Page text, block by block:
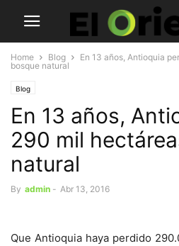
Home Blog
En 13 años, Antioquia
bosque natural
Blog
En 13 años,
290 mil
natural
By admin - Abr 13, 2016
Que Antioquia haya perdido